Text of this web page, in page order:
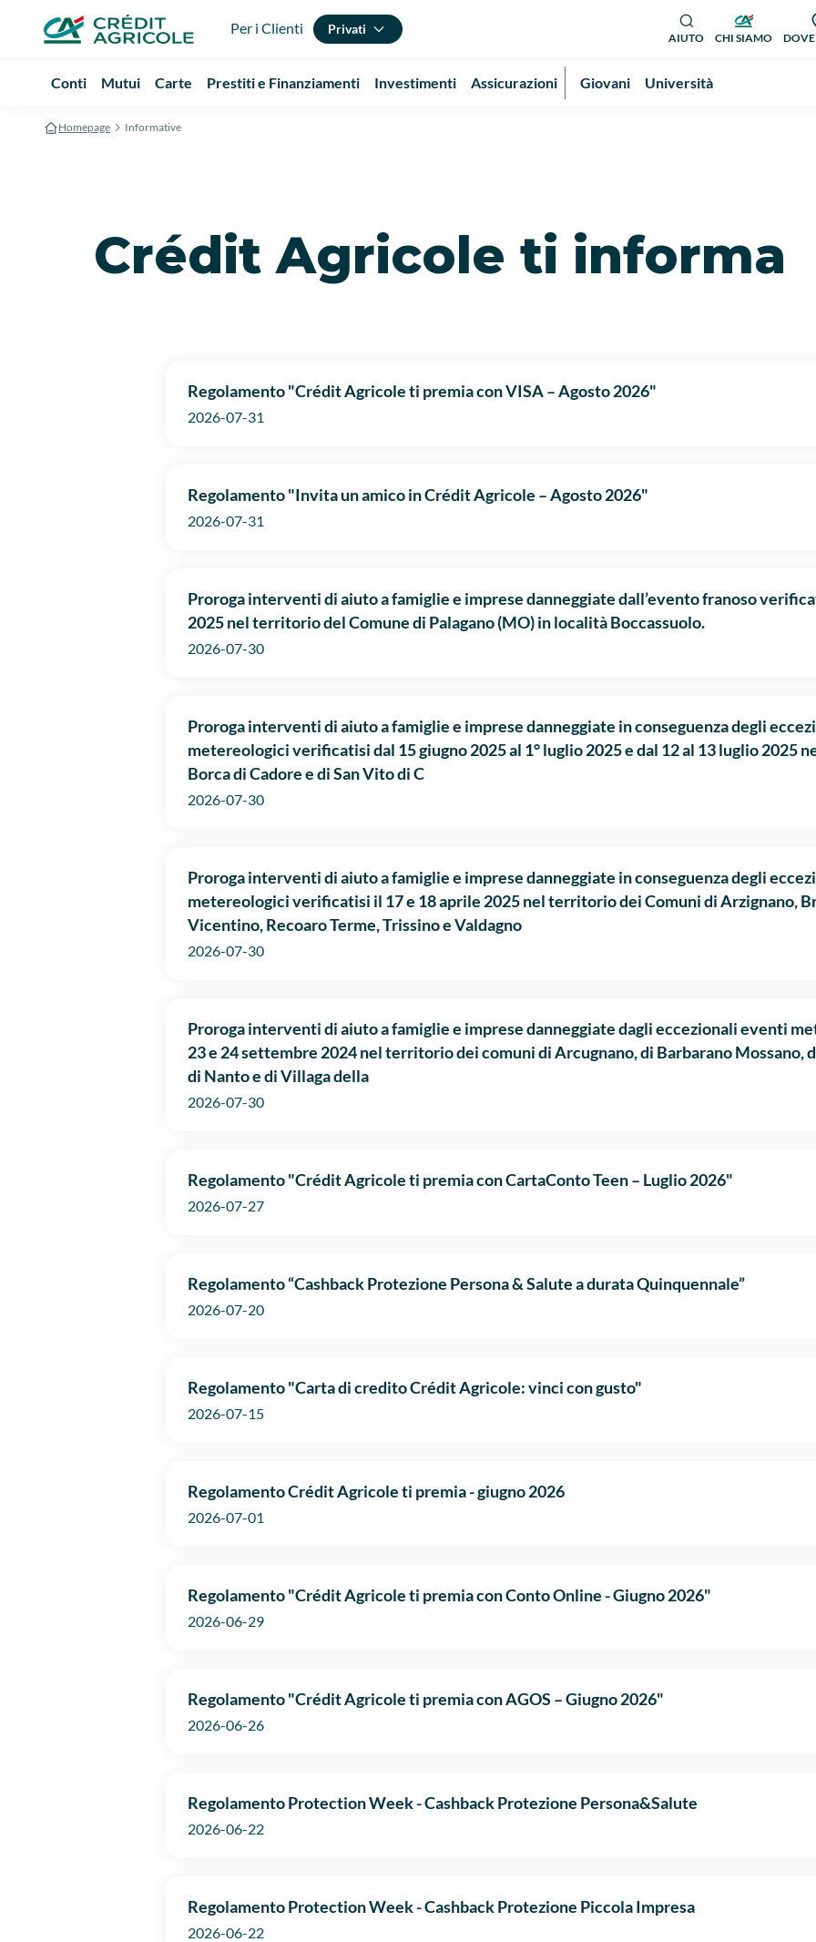
Per i Clienti Privati
AIUTO CHI SIAMO
Conti Mutui Carte Prestiti e Finanziamenti Investimenti Assicurazioni Giovani Università
Homepage Informative
Crédit Agricole ti informa
Regolamento "Crédit Agricole ti premia con VISA – Agosto 2026"
2026-07-31
Regolamento "Invita un amico in Crédit Agricole – Agosto 2026"
2026-07-31
Proroga interventi di aiuto a famiglie e imprese danneggiate dall’evento franoso
2025 nel territorio del Comune di Palagano (MO) in località Boccassuolo.
2026-07-30
Proroga interventi di aiuto a famiglie e imprese danneggiate in conseguenza degli
metereologici verificatisi dal 15 giugno 2025 al 1° luglio 2025 e dal 12 al 13 luglio 2025
Borca di Cadore e di San Vito di C
2026-07-30
Proroga interventi di aiuto a famiglie e imprese danneggiate in conseguenza degli
metereologici verificatisi il 17 e 18 aprile 2025 nel territorio dei Comuni di Arzignano,
Vicentino, Recoaro Terme, Trissino e Valdagno
2026-07-30
Proroga interventi di aiuto a famiglie e imprese danneggiate dagli eccezionali eventi
23 e 24 settembre 2024 nel territorio dei comuni di Arcugnano, di Barbarano Mossano,
di Nanto e di Villaga della
2026-07-30
Regolamento "Crédit Agricole ti premia con CartaConto Teen – Luglio 2026"
2026-07-27
Regolamento “Cashback Protezione Persona & Salute a durata Quinquennale”
2026-07-20
Regolamento "Carta di credito Crédit Agricole: vinci con gusto"
2026-07-15
Regolamento Crédit Agricole ti premia - giugno 2026
2026-07-01
Regolamento "Crédit Agricole ti premia con Conto Online - Giugno 2026"
2026-06-29
Regolamento "Crédit Agricole ti premia con AGOS – Giugno 2026"
2026-06-26
Regolamento Protection Week - Cashback Protezione Persona&Salute
2026-06-22
Regolamento Protection Week - Cashback Protezione Piccola Impresa
2026-06-22